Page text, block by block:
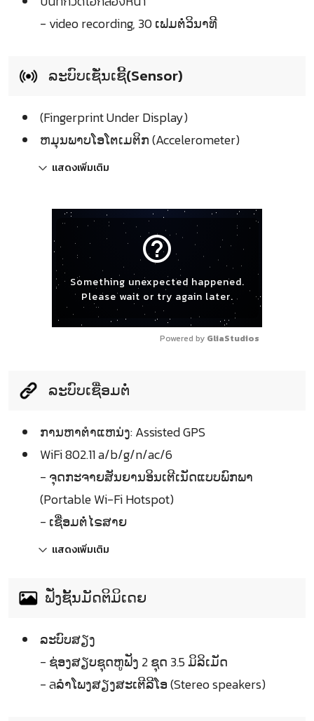
- video recording, 30 ເຟມຕໍ່ວິນາທີ
ລະບົບເຊັ່ນເຊີ້(Sensor)
(Fingerprint Under Display)
ຫມຸນພາບໂອໂຕເມຕິກ (Accelerometer)
แสดงเพิ่มเติม
help_outline
Something unexpected happened.
Please wait or try again later.
Powered by GliaStudios
ລະບົບເຊື່ອມຕໍ່
ການຫາຕຳແຫນ່ງ: Assisted GPS
WiFi 802.11 a/b/g/n/ac/6
- ຈຸດກະຈາຍສັນຍານອິນເຕີເນັດແບບພົກພາ
(Portable Wi-Fi Hotspot)
- ເຊື່ອມຕໍ່ໄຣສາຍ
แสดงเพิ่มเติม
ຟັ່ງຊັ້ນມັດຕິມິເດຍ
ລະບົບສຽງ
- ຊ່ອງສຽບຊຸດຫູຟັງ 2 ຊຸດ 3.5 ມິລິເມັດ
- ลລຳໂພງສຽງສະເຕີລີໂອ (Stereo speakers)